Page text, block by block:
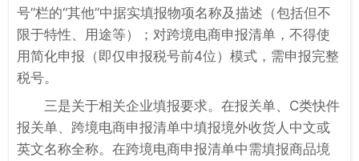
号”栏的“其他”中据实填报物项名称及描述（包括但不
限于特性、用途等）；对跨境电商申报清单，不得使
用简化申报（即仅申报税号前4位）模式，需申报完整
税号。
三是关于相关企业填报要求。在报关单、C类快件
报关单、跨境电商申报清单中填报境外收货人中文或
英文名称全称。在跨境电商申报清单中需填报商品境